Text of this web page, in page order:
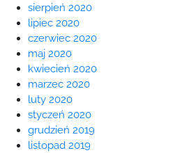
sierpień 2020
lipiec 2020
czerwiec 2020
maj 2020
kwiecień 2020
marzec 2020
luty 2020
styczeń 2020
grudzień 2019
listopad 2019